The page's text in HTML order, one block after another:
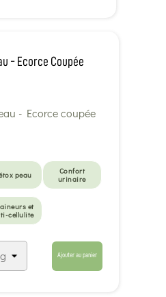
- Ecorce Coupée
peau
Confort
urinaire
et
cellulite
Ajouter au panier